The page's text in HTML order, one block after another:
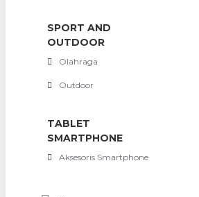
SPORT AND
OUTDOOR
Olahraga
Outdoor
TABLET
SMARTPHONE
Aksesoris Smartphone